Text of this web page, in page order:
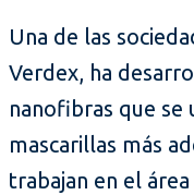
Una de las
Verdex, ha
nanofibras que se
mascarillas más
trabajan en el